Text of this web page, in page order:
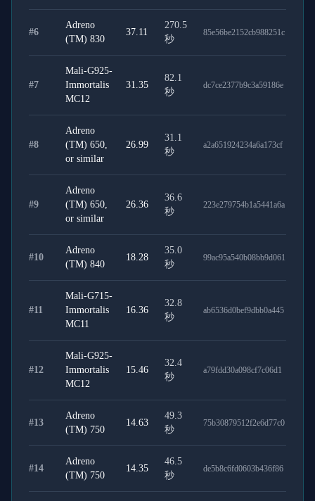
#6
Adreno
(TM) 830
37.11
270.5
秒
85e56be2152cb988251c
#7
Mali-G925-
Immortalis
MC12
31.35
82.1
秒
dc7ce2377b9c3a59186e
#8
Adreno
(TM) 650,
or similar
26.99
31.1
秒
a2a651924234a6a173cf
#9
Adreno
(TM) 650,
or similar
26.36
36.6
秒
223e279754b1a5441a6a
#10
Adreno
(TM) 840
18.28
35.0
秒
99ac95a540b08bb9d061
#11
Mali-G715-
Immortalis
MC11
16.36
32.8
秒
ab6536d0bef9dbb0a445
#12
Mali-G925-
Immortalis
MC12
15.46
32.4
秒
a79fdd30a098cf7c06d1
#13
Adreno
(TM) 750
14.63
49.3
秒
75b30879512f2e6d77c0
#14
Adreno
(TM) 750
14.35
46.5
秒
de5b8c6fd0603b436f86